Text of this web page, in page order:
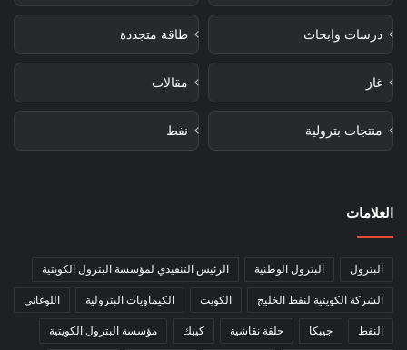
درسات وابحاث طاقة متجددة
غاز مقالات
منتجات بترولية نفط
العلامات
البترول البترول الوطنية الرئيس التنفيذي لمؤسسة البترول الكويتية
الشركة الكويتية لنفط الخليج الكويت الكيماويات البترولية اللوغاني
النفط جيبكا حلقة نقاشية كيبك مؤسسة البترول الكويتية